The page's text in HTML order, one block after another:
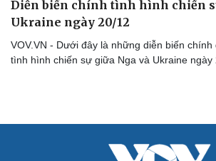
Cải chính
Diễn biến chính tình hình chiến
Ukraine ngày 20/12
VOV.VN - Dưới đây là những diễn biến chính
tình hình chiến sự giữa Nga và Ukraine ngày